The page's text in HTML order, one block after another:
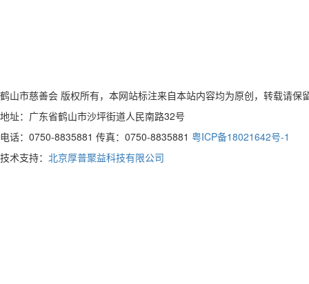
鹤山市慈善会 版权所有，本网站标注来自本站内容均为原创，转载请保
地址：广东省鹤山市沙坪街道人民南路32号
电话：0750-8835881 传真：0750-8835881 粤ICP备18021642号-1
技术支持： 北京厚普聚益科技有限公司